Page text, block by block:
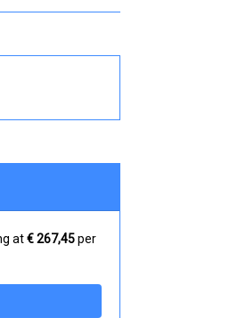
at€ 267,45per